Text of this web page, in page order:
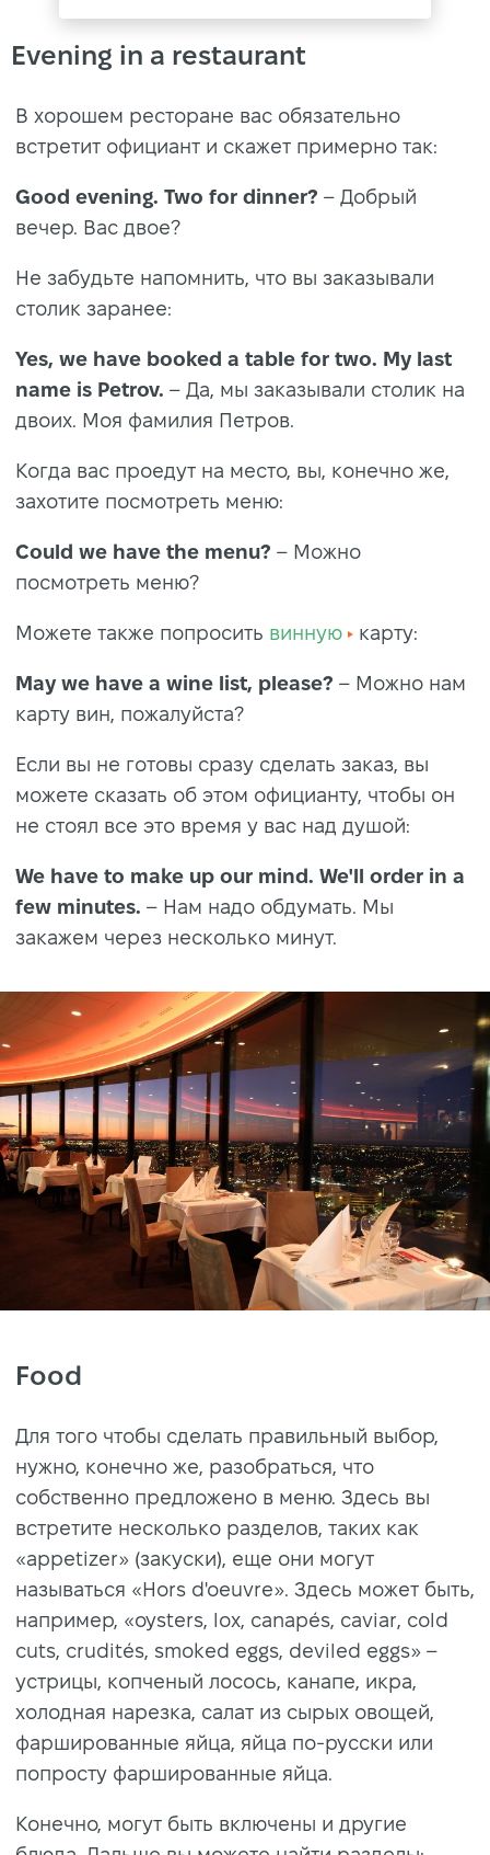
Evening in a restaurant
В хорошем ресторане вас обязательно
встретит официант и скажет примерно так:
Good evening. Two for dinner? – Добрый
вечер. Вас двое?
Не забудьте напомнить, что вы заказывали
столик заранее:
Yes, we have booked a table for two. My last
name is Petrov. – Да, мы заказывали столик на
двоих. Моя фамилия Петров.
Когда вас проедут на место, вы, конечно же,
захотите посмотреть меню:
Could we have the menu? – Можно
посмотреть меню?
Можете также попросить винную карту:
May we have a wine list, please? – Можно нам
карту вин, пожалуйста?
Если вы не готовы сразу сделать заказ, вы
можете сказать об этом официанту, чтобы он
не стоял все это время у вас над душой:
We have to make up our mind. We'll order in a
few minutes. – Нам надо обдумать. Мы
закажем через несколько минут.
Food
Для того чтобы сделать правильный выбор,
нужно, конечно же, разобраться, что
собственно предложено в меню. Здесь вы
встретите несколько разделов, таких как
«appetizer» (закуски), еще они могут
называться «Hors d'oeuvre». Здесь может быть,
например, «oysters, lox, canapés, caviar, cold
cuts, crudités, smoked eggs, deviled eggs» –
устрицы, копченый лосось, канапе, икра,
холодная нарезка, салат из сырых овощей,
фаршированные яйца, яйца по-русски или
попросту фаршированные яйца.
Конечно, могут быть включены и другие